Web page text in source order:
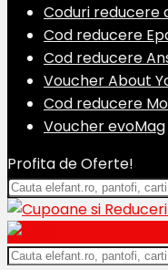
Coduri reducere
Cod reducere
Cod reducere
Voucher About
Cod reducere
Voucher evoMag
Profita de Oferte!